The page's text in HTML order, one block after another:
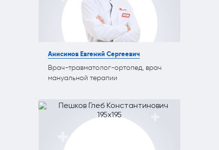
Кинезитерапия (ЛФК)
Колопроктология
Лечебный массаж
Нефрология
Рефлекторная терапия (рефлексотерапия)
Травматология и ортопедия
Урология и андрология
Флебология
Хирургия
ПОЛЕЗНЫЕ СТАТЬИПОЛЕЗНЫЕ СТАТЬИ
Анисимов Евгений Сергеевич
Врач-травматолог-ортопед, врач
мануальной терапии